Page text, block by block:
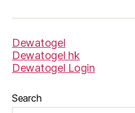
Dewatogel
Dewatogel hk
Dewatogel Login
Search